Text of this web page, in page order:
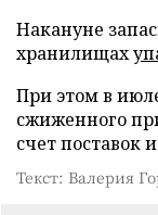
Накануне
хранилищах
При этом в
сжиженного
счет поставок
Текст: Валерия